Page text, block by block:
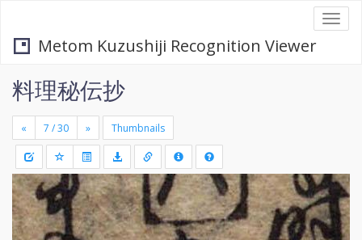
Metom Kuzushiji Recognition Viewer
料理秘伝抄
« » Thumbnails
+
-
Draw
a